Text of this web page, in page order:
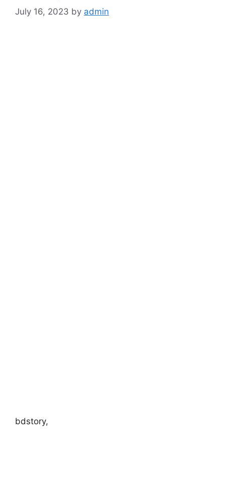
July 16, 2023 by admin
bdstory,